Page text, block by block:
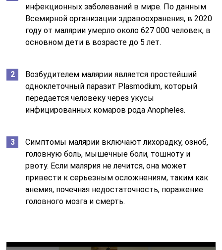
инфекционных заболеваний в мире. По данным
Всемирной организации здравоохранения, в 2020
году от малярии умерло около 627 000 человек, в
основном дети в возрасте до 5 лет.
Возбудителем малярии является простейший
одноклеточный паразит Plasmodium, который
передается человеку через укусы
инфицированных комаров рода Anopheles.
Симптомы малярии включают лихорадку, озноб,
головную боль, мышечные боли, тошноту и
рвоту. Если малярия не лечится, она может
привести к серьезным осложнениям, таким как
анемия, почечная недостаточность, поражение
головного мозга и смерть.